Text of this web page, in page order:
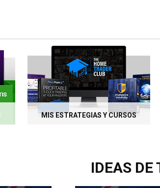
MIS ESTRATEGIAS Y CURSOS
IDEAS DE